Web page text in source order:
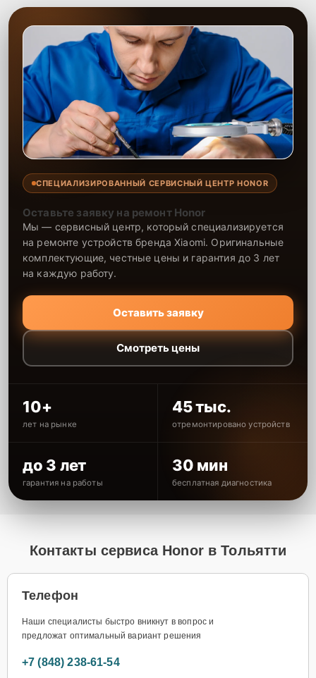
вашего устройства после проведения всех необходимых
СПЕЦИАЛИЗИРОВАННЫЙ СЕРВИСНЫЙ ЦЕНТР HONOR
Оставьте заявку на ремонт Honor
Мы — сервисный центр, который специализируется
на ремонте устройств бренда Xiaomi. Оригинальные
комплектующие, честные цены и гарантия до 3 лет
на каждую работу.
Оставить заявку
Смотреть цены
10+
лет на рынке
45 тыс.
отремонтировано устройств
до 3 лет
гарантия на работы
30 мин
бесплатная диагностика
Контакты сервиса Honor в Тольятти
Телефон
Наши специалисты быстро вникнут в вопрос и
предложат оптимальный вариант решения
+7 (848) 238-61-54